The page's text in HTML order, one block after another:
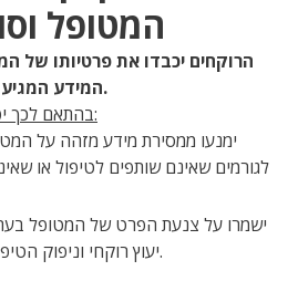
המטופל
הרוקחים יכבדו את פרטיותו של
המידע המגיע אליהם במהלך עבודתם.
בהתאם לכך יפעלו הרוקחים באופן הבא:
ימנעו ממסירת מידע מזהה על
לגורמים שאינם שותפים לטיפול או
ישמרו על צנעת הפרט של המטופל
יעוץ רוקחי וניפוק הטיפול התרופתי ולאחריו.